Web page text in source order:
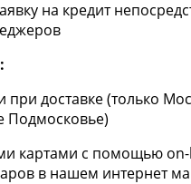
на кредит
доставке (только
Подмосковье)
картами с помощью on-
в нашем интернет